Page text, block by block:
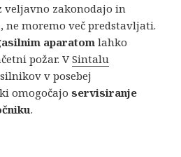
veljavno zakonodajo in
moremo več predstavljati.
aparatom lahko
požar. VSintalu
v posebej
omogočajoservisiranje
.
gasilnikov in hidrantov